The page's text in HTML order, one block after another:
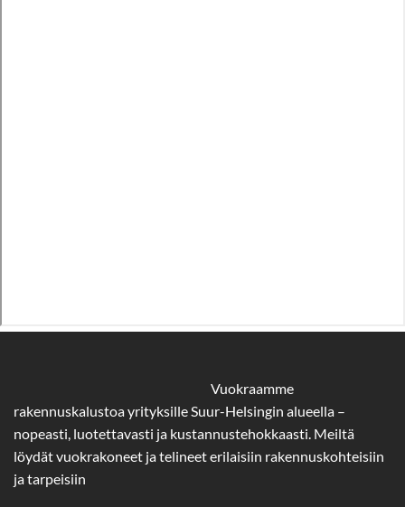
Vuokraamme
rakennuskalustoa yrityksille Suur-Helsingin alueella –
nopeasti, luotettavasti ja kustannustehokkaasti. Meiltä
löydät vuokrakoneet ja telineet erilaisiin rakennuskohteisiin
ja tarpeisiin